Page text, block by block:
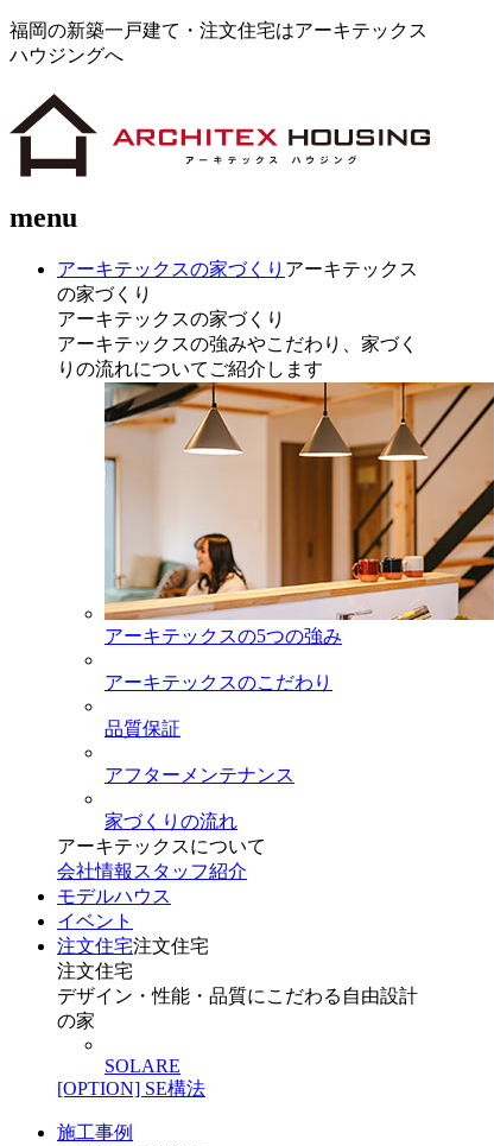
福岡の新築一戸建て・注文住宅はアーキテックス
ハウジングへ
menu
アーキテックスの家づくり アーキテックス
の家づくり
アーキテックスの家づくり
アーキテックスの強みやこだわり、家づく
りの流れについてご紹介します
アーキテックスの5つの強み
アーキテックスのこだわり
品質保証
アフターメンテナンス
家づくりの流れ
アーキテックスについて
会社情報 スタッフ紹介
モデルハウス
イベント
注文住宅注文住宅
注文住宅
デザイン・性能・品質にこだわる自由設計
の家
SOLARE
[OPTION] SE構法
施工事例